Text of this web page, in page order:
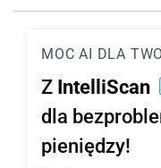
MOC AI DLA
Z IntelliScan
dla
pieniędzy!